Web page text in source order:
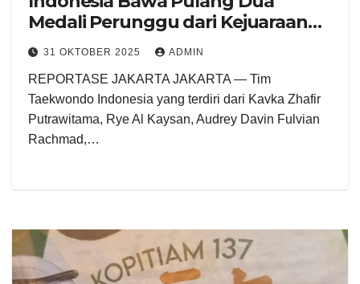
Medali Perunggu dari Kejuaraan
Asian Youth Games (AYG) 2025
Bahrain
31 OKTOBER 2025 ADMIN
REPORTASE JAKARTA JAKARTA — Tim
Taekwondo Indonesia yang terdiri dari Kavka Zhafir
Putrawitama, Rye Al Kaysan, Audrey Davin Fulvian
Rachmad,…